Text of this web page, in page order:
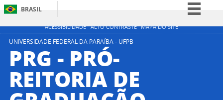
ACESSIBILIDADE ALTO CONTRASTE MAPA DO SITE
BRASIL
Simplifique!
Acesso à informação
UNIVERSIDADE FEDERAL DA PARAÍBA - UFPB
PRG - PRÓ-
REITORIA DE